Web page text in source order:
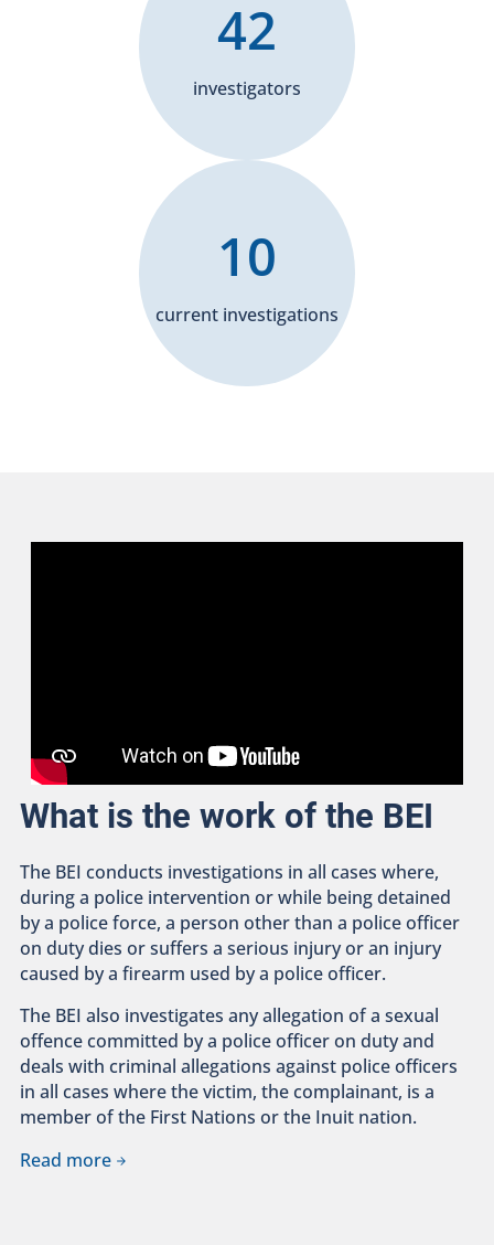
investigators
42
current investigations
10
What is the work of the BEI
The BEI conducts investigations in all cases where,
during a police intervention or while being detained
by a police force, a person other than a police officer
on duty dies or suffers a serious injury or an injury
caused by a firearm used by a police officer.
The BEI also investigates any allegation of a sexual
offence committed by a police officer on duty and
deals with criminal allegations against police officers
in all cases where the victim, the complainant, is a
member of the First Nations or the Inuit nation.
Read more